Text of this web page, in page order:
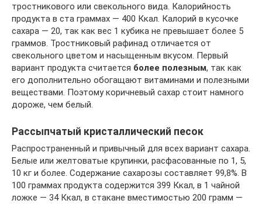
тростникового или свекольного вида. Калорийность
продукта в ста граммах — 400 Ккал. Калорий в кусочке
сахара — 20, так как вес 1 кубика не превышает более 5
граммов. Тростниковый рафинад отличается от
свекольного цветом и насыщенным вкусом. Первый
вариант продукта считается более полезным, так как
его дополнительно обогащают витаминами и полезными
веществами. Поэтому коричневый сахар стоит намного
дороже, чем белый.
Рассыпчатый кристаллический песок
Распространенный и привычный для всех вариант сахара.
Белые или желтоватые крупинки, расфасованные по 1, 5,
10 кг и более. Содержание сахарозы составляет 99,8%. В
100 граммах продукта содержится 399 Ккал, в 1 чайной
ложке — 34 Ккал, в стакане вместимостью 200 грамм —